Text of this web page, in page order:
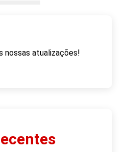
nossas atualizações!